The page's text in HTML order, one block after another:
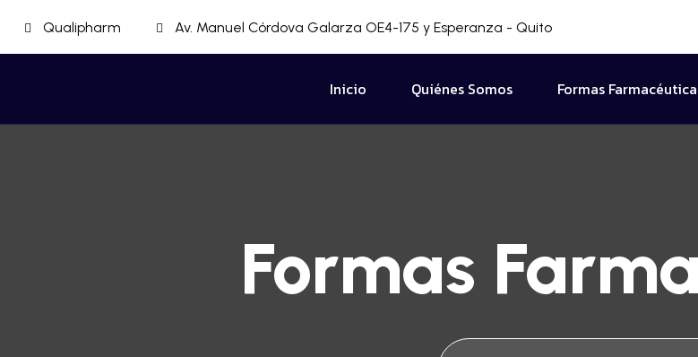
Qualipharm Av. Manuel Córdova Galarza OE4-175 y Esperanza - Quito
Inicio Quiénes Somos Formas
Formas